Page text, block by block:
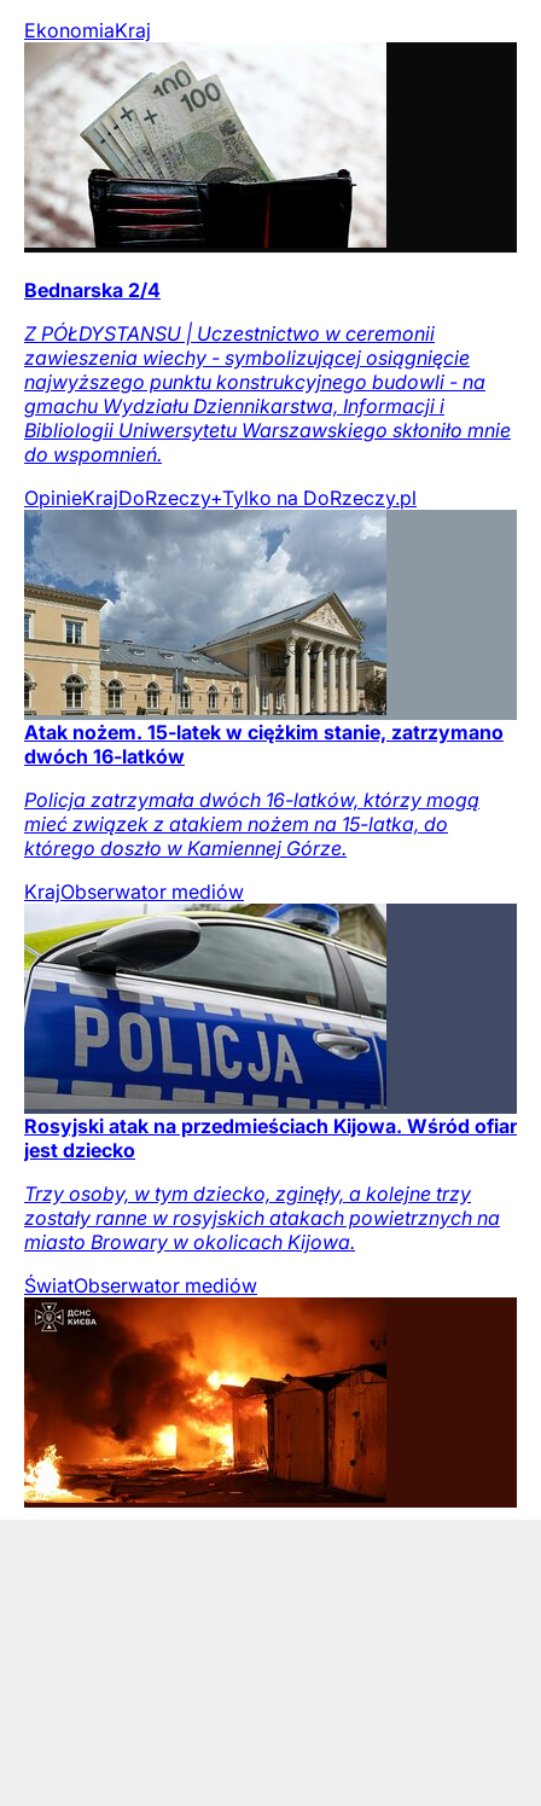
EkonomiaKraj
Bednarska 2/4
Z PÓŁDYSTANSU | Uczestnictwo w ceremonii
zawieszenia wiechy - symbolizującej osiągnięcie
najwyższego punktu konstrukcyjnego budowli - na
gmachu Wydziału Dziennikarstwa, Informacji i
Bibliologii Uniwersytetu Warszawskiego skłoniło mnie
do wspomnień.
OpinieKrajDoRzeczy+Tylko na DoRzeczy.pl
Atak nożem. 15-latek w ciężkim stanie, zatrzymano
dwóch 16-latków
Policja zatrzymała dwóch 16-latków, którzy mogą
mieć związek z atakiem nożem na 15-latka, do
którego doszło w Kamiennej Górze.
KrajObserwator mediów
Rosyjski atak na przedmieściach Kijowa. Wśród ofiar
jest dziecko
Trzy osoby, w tym dziecko, zginęły, a kolejne trzy
zostały ranne w rosyjskich atakach powietrznych na
miasto Browary w okolicach Kijowa.
ŚwiatObserwator mediów